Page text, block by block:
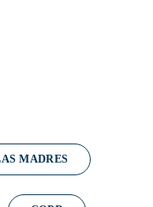
MADRES